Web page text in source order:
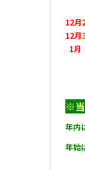
12
12月
1
※当
年内
年始